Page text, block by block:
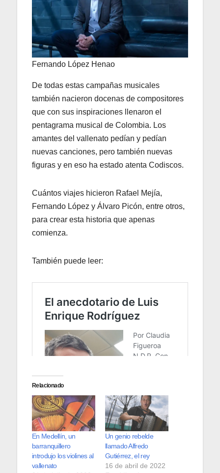
Fernando López Henao
De todas estas campañas musicales
también nacieron docenas de compositores
que con sus inspiraciones llenaron el
pentagrama musical de Colombia. Los
amantes del vallenato pedían y pedían
nuevas canciones, pero también nuevas
figuras y en eso ha estado atenta Codiscos.
Cuántos viajes hicieron Rafael Mejía,
Fernando López y Álvaro Picón, entre otros,
para crear esta historia que apenas
comienza.
También puede leer:
Relacionado
En Medellín, un
barranquillero
introdujo los violines al
vallenato
Un genio rebelde
llamado Alfredo
Gutiérrez, el rey
16 de abril de 2022